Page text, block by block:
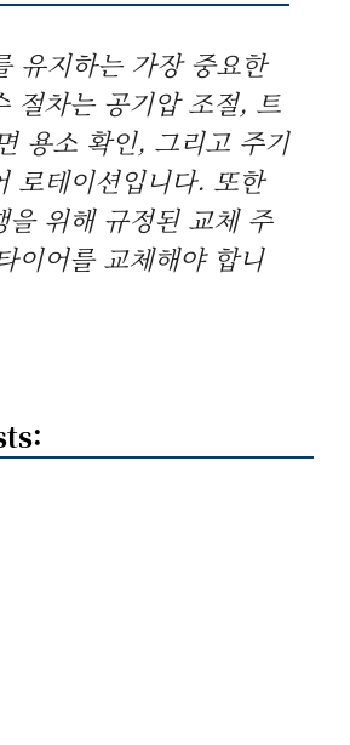
유지하는 가장 중요한
절차는 공기압 조절, 트
용소 확인, 그리고 주기
로테이션입니다. 또한
을 위해 규정된 교체 주
이어를 교체해야 합니